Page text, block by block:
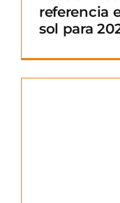
referencia
sol para